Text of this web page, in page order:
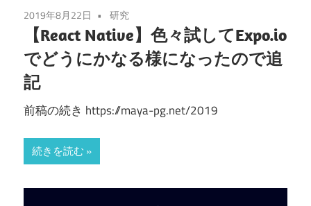
2019年8月22日 研究
【React Native】色々試してExpo.io
でどうにかなる様になったので追
記
前稿の続き https://maya-pg.net/2019
続きを読む